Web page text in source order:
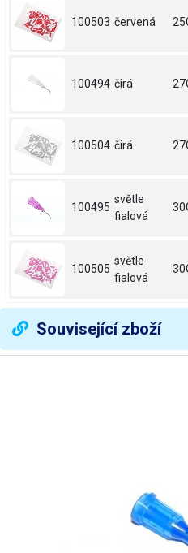
100503 červená
100494 čirá
100504 čirá
100495
světle
fialová
100505
světle
fialová
Související zboží